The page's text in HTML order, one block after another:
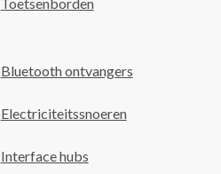
Bluetooth ontvangers
Electriciteitssnoeren
Interface hubs